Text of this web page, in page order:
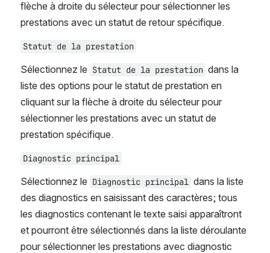
flèche à droite du sélecteur pour sélectionner les
prestations avec un statut de retour spécifique.
Statut de la prestation
Sélectionnez le Statut de la prestation dans la
liste des options pour le statut de prestation en
cliquant sur la flèche à droite du sélecteur pour
sélectionner les prestations avec un statut de
prestation spécifique.
Diagnostic principal
Sélectionnez le Diagnostic principal dans la liste
des diagnostics en saisissant des caractères; tous
les diagnostics contenant le texte saisi apparaîtront
et pourront être sélectionnés dans la liste déroulante
pour sélectionner les prestations avec diagnostic